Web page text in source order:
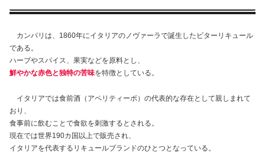
カンパリは、1860年にイタリアのノヴァーラで誕生したビターリキュール
である。
ハーブやスパイス、果実などを原料とし、
鮮やかな赤色と独特の苦味を特徴としている。
イタリアでは食前酒（アペリティーボ）の代表的な存在として親しまれて
おり、
食事前に飲むことで食欲を刺激するとされる。
現在では世界190カ国以上で販売され、
イタリアを代表するリキュールブランドのひとつとなっている。